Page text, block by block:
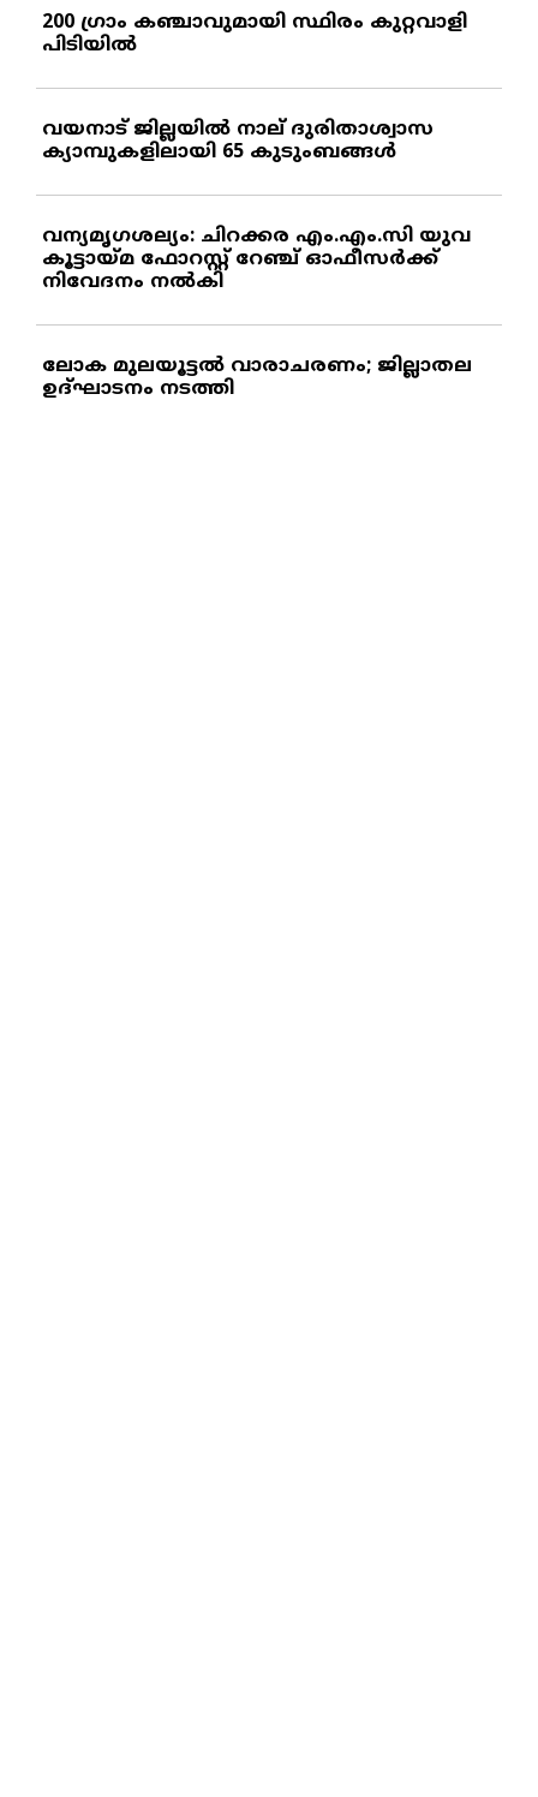
200 ഗ്രാം കഞ്ചാവുമായി സ്ഥിരം കുറ്റവാളി
പിടിയില്‍
വയനാട് ജില്ലയില്‍ നാല് ദുരിതാശ്വാസ
ക്യാമ്പുകളിലായി 65 കുടുംബങ്ങള്‍
വന്യമൃഗശല്യം: ചിറക്കര എം.എം.സി യുവ
കൂട്ടായ്മ ഫോറസ്റ്റ് റേഞ്ച് ഓഫീസര്‍ക്ക്
നിവേദനം നല്‍കി
ലോക മുലയൂട്ടല്‍ വാരാചരണം; ജില്ലാതല
ഉദ്ഘാടനം നടത്തി